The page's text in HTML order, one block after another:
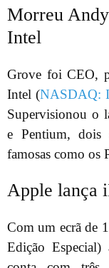
Morreu
Intel
Grove foi CEO,
Intel (NASDAQ:
Supervisionou o
e Pentium, dois
famosas como os
Apple lança
Com um ecrã de
Edição Especial)